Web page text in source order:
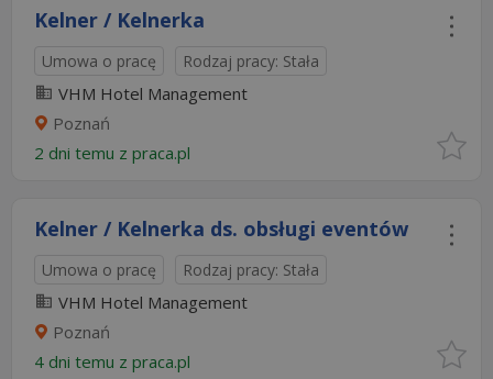
Kelner / Kelnerka
Umowa o pracę Rodzaj pracy: Stała
VHM Hotel Management
Poznań
2 dni temu z praca.pl
Kelner / Kelnerka ds. obsługi eventów
Umowa o pracę Rodzaj pracy: Stała
VHM Hotel Management
Poznań
4 dni temu z praca.pl